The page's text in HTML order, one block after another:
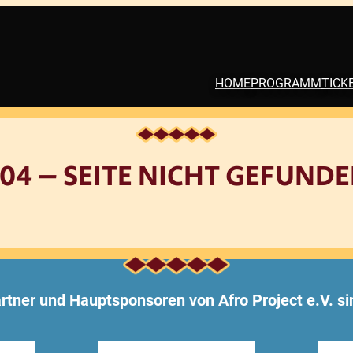
HOMEPROGRAMM
– SEITE NICHT
und Hauptsponsoren von Afro Project e.V.